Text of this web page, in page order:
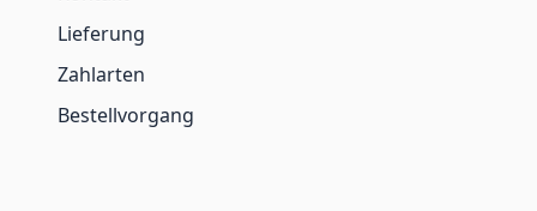
Lieferung
Zahlarten
Bestellvorgang